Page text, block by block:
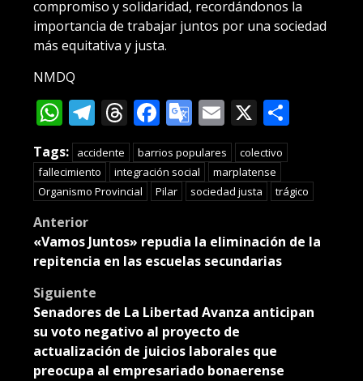
compromiso y solidaridad, recordándonos la
importancia de trabajar juntos por una sociedad
más equitativa y justa.
NMDQ
WhatsApp
Telegram
Threads
Facebook
Google
Translate
Email
X
Tags: accidente barrios populares
colectivo
fallecimiento
integración social
marplatense
Organismo Provincial
Pilar sociedad justa trágico
Post
navigation
Anterior
«Vamos Juntos» repudia la eliminación de la
repitencia en las escuelas secundarias
Siguiente
Senadores de La Libertad Avanza anticipan
su voto negativo al proyecto de
actualización de juicios laborales que
preocupa al empresariado bonaerense